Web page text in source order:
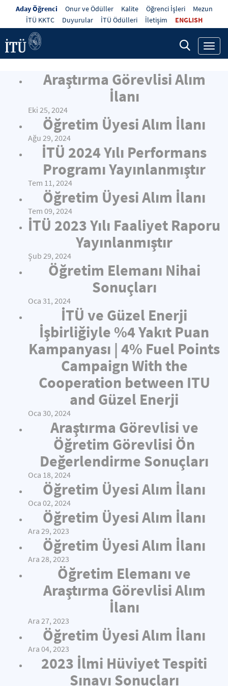
Aday Öğrenci Onur ve Ödüller Kalite Öğrenci İşleri
Mezun
İTÜ KKTC
Duyurular İTÜ Ödülleri İletişim ENGLISH
Araştırma Görevlisi Alım
İlanı
Eki 25, 2024
Öğretim Üyesi Alım İlanı
Ağu 29, 2024
İTÜ 2024 Yılı Performans
Programı Yayınlanmıştır
Tem 11, 2024
Öğretim Üyesi Alım İlanı
Tem 09, 2024
İTÜ 2023 Yılı Faaliyet Raporu
Yayınlanmıştır
Şub 29, 2024
Öğretim Elemanı Nihai
Sonuçları
Oca 31, 2024
İTÜ ve Güzel Enerji
İşbirliğiyle %4 Yakıt Puan
Kampanyası | 4% Fuel Points
Campaign With the
Cooperation between ITU
and Güzel Enerji
Oca 30, 2024
Araştırma Görevlisi ve
Öğretim Görevlisi Ön
Değerlendirme Sonuçları
Oca 18, 2024
Öğretim Üyesi Alım İlanı
Oca 02, 2024
Öğretim Üyesi Alım İlanı
Ara 29, 2023
Öğretim Üyesi Alım İlanı
Ara 28, 2023
Öğretim Elemanı ve
Araştırma Görevlisi Alım
İlanı
Ara 27, 2023
Öğretim Üyesi Alım İlanı
Ara 04, 2023
2023 İlmi Hüviyet Tespiti
Sınavı Sonuçları